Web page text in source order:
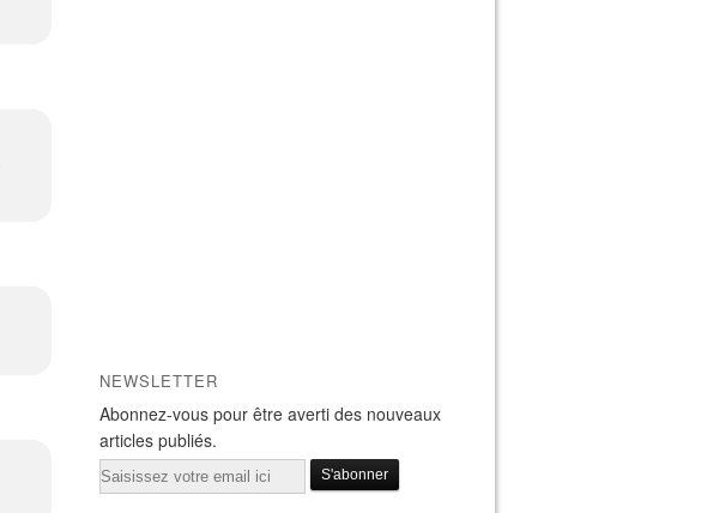
NEWSLETTER
Abonnez-vous pour être averti des nouveaux
articles publiés.
Email